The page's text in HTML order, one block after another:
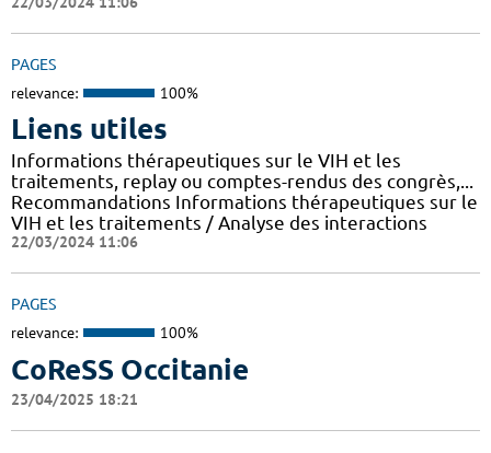
PAGES
relevance: 100%
Liens utiles
Informations thérapeutiques sur le VIH et les
traitements, replay ou comptes-rendus des congrès,...
Recommandations Informations thérapeutiques sur le
VIH et les traitements / Analyse des interactions
22/03/2024 11:06
PAGES
relevance: 100%
CoReSS Occitanie
23/04/2025 18:21